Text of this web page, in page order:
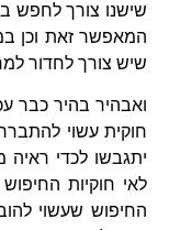
שישנו צורך לחפש
המאפשר זאת וכן
שיש צורך לחדור
ואבהיר בהיר כבר
חוקית עשוי
יתגבשו לכדי ראיה
לאי חוקיות
החיפוש שעשוי